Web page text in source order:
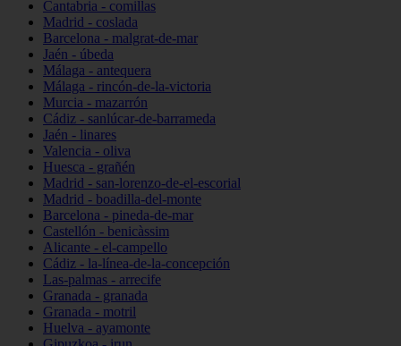
Cantabria - comillas
Madrid - coslada
Barcelona - malgrat-de-mar
Jaén - úbeda
Málaga - antequera
Málaga - rincón-de-la-victoria
Murcia - mazarrón
Cádiz - sanlúcar-de-barrameda
Jaén - linares
Valencia - oliva
Huesca - grañén
Madrid - san-lorenzo-de-el-escorial
Madrid - boadilla-del-monte
Barcelona - pineda-de-mar
Castellón - benicàssim
Alicante - el-campello
Cádiz - la-línea-de-la-concepción
Las-palmas - arrecife
Granada - granada
Granada - motril
Huelva - ayamonte